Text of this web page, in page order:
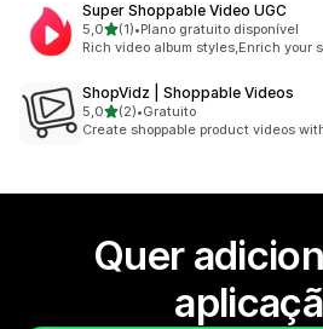
Super Shoppable Video UGC
5,0de 5 estrelas
(1)
1 total de avaliações
•Plano gratuito disponível
Rich video album styles,Enrich your
ShopVidz | Shoppable Videos
5,0de 5 estrelas
(2)
2 total de avaliações
•Gratuito
Create shoppable product videos
Quer